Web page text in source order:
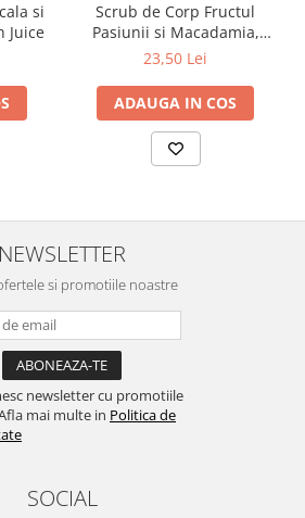
(17
si
Juice
Scrub de Corp Fructul
Pasiunii si Macadamia,
225ml, Fresh Juice
23,50 Lei
ADAUGA IN COS
NEWSLETTER
si promotiile noastre
newsletter cu promotiile
mai multe in Politica de
SOCIAL